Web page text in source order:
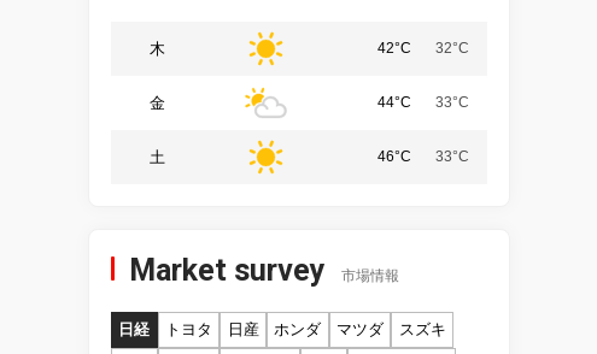
木 42°C 32°C
金 44°C 33°C
土 46°C 33°C
Market survey 市場情報
日経 トヨタ 日産 ホンダ マツダ
スズキ